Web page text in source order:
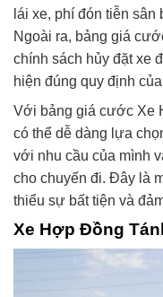
lái xe, phí đón tiễn sân
Ngoài ra, bảng giá
chính sách hủy đặt xe
hiện đúng quy định
Với bảng giá cước Xe
có thể dễ dàng lựa
với nhu cầu của mình
cho chuyến đi. Đây là
thiểu sự bất tiện và
Xe Hợp Đồng